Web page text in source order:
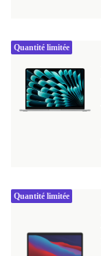
Quantité limitée
Quantité limitée